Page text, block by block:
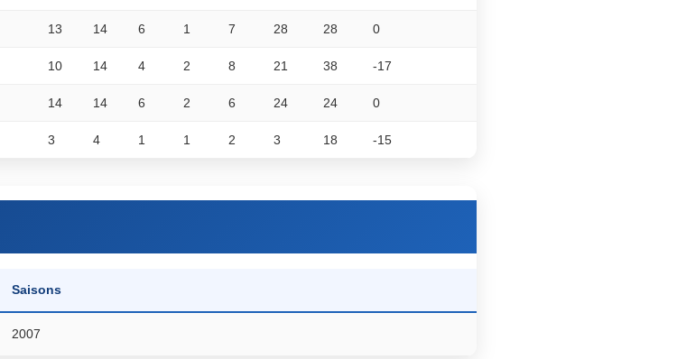
13 14 6 1 7 28 28 0
10 14 4 2 8 21 38 -17
14 14 6 2 6 24 24 0
3 4 1 1 2 3 18 -15
Saisons
2007